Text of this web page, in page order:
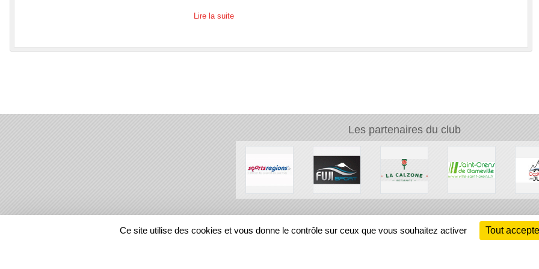
Lire la suite
Les partenaires du club
REGIONS
Ce site utilise des cookies et vous donne le contrôle sur ceux que vous souhaitez activer Tout